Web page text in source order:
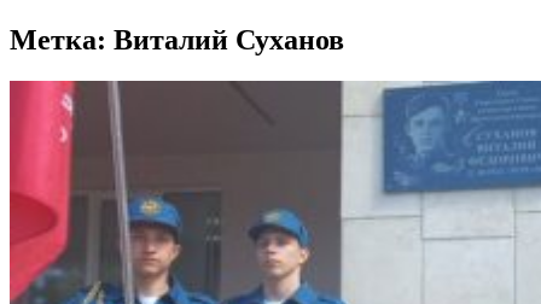
Метка: Виталий Суханов